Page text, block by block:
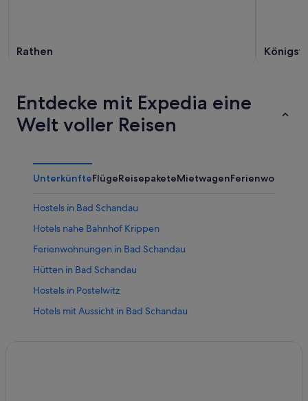
Rathen
Entdecke mit Expedia eine
Welt voller Reisen
UnterkünfteFlügeReisepaketeMietwagen
Hostels in Bad Schandau
Hotels nahe Bahnhof Krippen
Ferienwohnungen in Bad Schandau
Hütten in Bad Schandau
Hostels in Postelwitz
Hotels mit Aussicht in Bad Schandau